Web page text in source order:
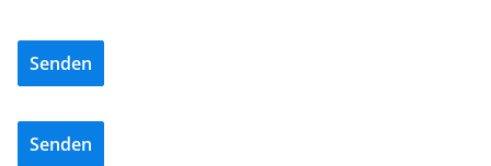
Senden
Senden